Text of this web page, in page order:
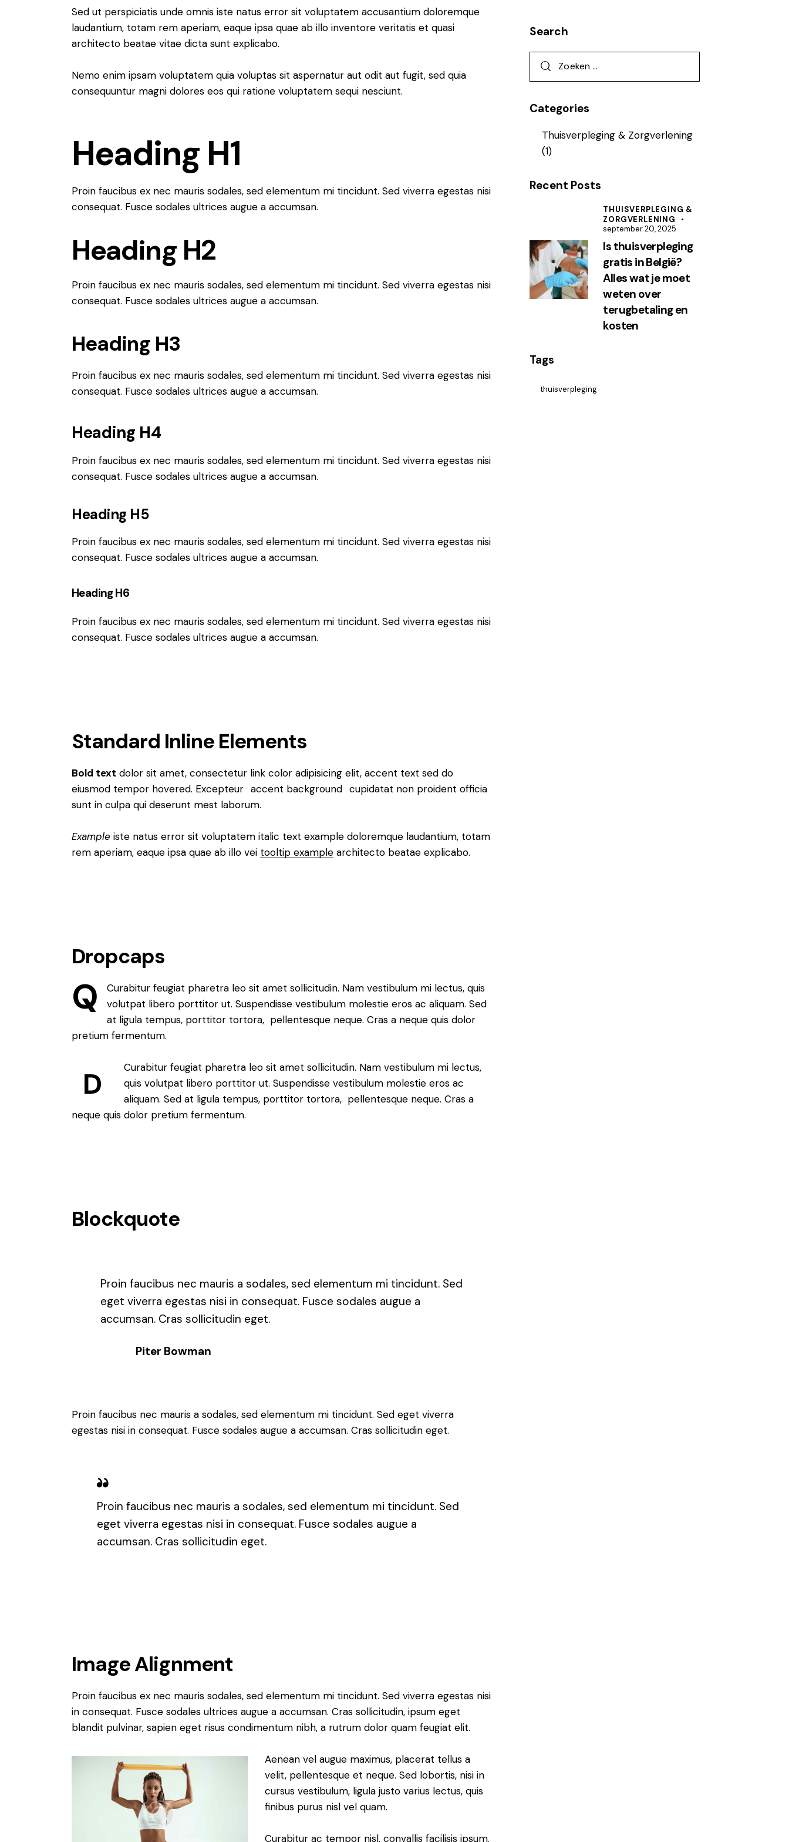
Sed ut perspiciatis unde omnis iste natus error sit voluptatem accusantium doloremque
laudantium, totam rem aperiam, eaque ipsa quae ab illo inventore veritatis et quasi
architecto beatae vitae dicta sunt explicabo.
Nemo enim ipsam voluptatem quia voluptas sit aspernatur aut odit aut fugit, sed quia
consequuntur magni dolores eos qui ratione voluptatem sequi nesciunt.
Heading H1
Proin faucibus ex nec mauris sodales, sed elementum mi tincidunt. Sed viverra egestas nisi
consequat. Fusce sodales ultrices augue a accumsan.
Heading H2
Proin faucibus ex nec mauris sodales, sed elementum mi tincidunt. Sed viverra egestas nisi
consequat. Fusce sodales ultrices augue a accumsan.
Heading H3
Proin faucibus ex nec mauris sodales, sed elementum mi tincidunt. Sed viverra egestas nisi
consequat. Fusce sodales ultrices augue a accumsan.
Heading H4
Proin faucibus ex nec mauris sodales, sed elementum mi tincidunt. Sed viverra egestas nisi
consequat. Fusce sodales ultrices augue a accumsan.
Heading H5
Proin faucibus ex nec mauris sodales, sed elementum mi tincidunt. Sed viverra egestas nisi
consequat. Fusce sodales ultrices augue a accumsan.
Heading H6
Proin faucibus ex nec mauris sodales, sed elementum mi tincidunt. Sed viverra egestas nisi
consequat. Fusce sodales ultrices augue a accumsan.
Standard Inline Elements
Bold text dolor sit amet, consectetur link color adipisicing elit, accent text sed do
eiusmod tempor hovered. Excepteur accent background cupidatat non proident officia
sunt in culpa qui deserunt mest laborum.
Example iste natus error sit voluptatem italic text example doloremque laudantium, totam
rem aperiam, eaque ipsa quae ab illo vei tooltip example architecto beatae explicabo.
Dropcaps
Q
Curabitur feugiat pharetra leo sit amet sollicitudin. Nam vestibulum mi lectus, quis
volutpat libero porttitor ut. Suspendisse vestibulum molestie eros ac aliquam. Sed
at ligula tempus, porttitor tortora, pellentesque neque. Cras a neque quis dolor
pretium fermentum.
D
Curabitur feugiat pharetra leo sit amet sollicitudin. Nam vestibulum mi lectus,
quis volutpat libero porttitor ut. Suspendisse vestibulum molestie eros ac
aliquam. Sed at ligula tempus, porttitor tortora, pellentesque neque. Cras a
neque quis dolor pretium fermentum.
Blockquote
Proin faucibus nec mauris a sodales, sed elementum mi tincidunt. Sed
eget viverra egestas nisi in consequat. Fusce sodales augue a
accumsan. Cras sollicitudin eget.
Piter Bowman
Proin faucibus nec mauris a sodales, sed elementum mi tincidunt. Sed eget viverra
egestas nisi in consequat. Fusce sodales augue a accumsan. Cras sollicitudin eget.
Proin faucibus nec mauris a sodales, sed elementum mi tincidunt. Sed
eget viverra egestas nisi in consequat. Fusce sodales augue a
accumsan. Cras sollicitudin eget.
Image Alignment
Proin faucibus ex nec mauris sodales, sed elementum mi tincidunt. Sed viverra egestas nisi
in consequat. Fusce sodales ultrices augue a accumsan. Cras sollicitudin, ipsum eget
blandit pulvinar, sapien eget risus condimentum nibh, a rutrum dolor quam feugiat elit.
Aenean vel augue maximus, placerat tellus a
velit, pellentesque et neque. Sed lobortis, nisi in
cursus vestibulum, ligula justo varius lectus, quis
finibus purus nisl vel quam.
Curabitur ac tempor nisl, convallis facilisis ipsum.
Search
Categories
Thuisverpleging & Zorgverlening
(1)
Recent Posts
THUISVERPLEGING &
ZORGVERLENING
september 20, 2025
Is thuisverpleging
gratis in België?
Alles wat je moet
weten over
terugbetaling en
kosten
Tags
thuisverpleging